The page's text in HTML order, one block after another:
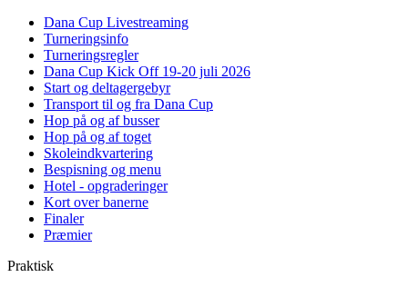
Dana Cup Livestreaming
Turneringsinfo
Turneringsregler
Dana Cup Kick Off 19-20 juli 2026
Start og deltagergebyr
Transport til og fra Dana Cup
Hop på og af busser
Hop på og af toget
Skoleindkvartering
Bespisning og menu
Hotel - opgraderinger
Kort over banerne
Finaler
Præmier
Praktisk